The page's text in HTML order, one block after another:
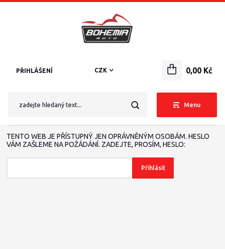
Menu
CZK
PŘIHLÁŠENÍ 0,00 Kč
TENTO WEB JE PŘÍSTUPNÝ JEN OPRÁVNĚNÝM OSOBÁM. HESLO
VÁM ZAŠLEME NA POŽÁDÁNÍ. ZADEJTE, PROSÍM, HESLO: